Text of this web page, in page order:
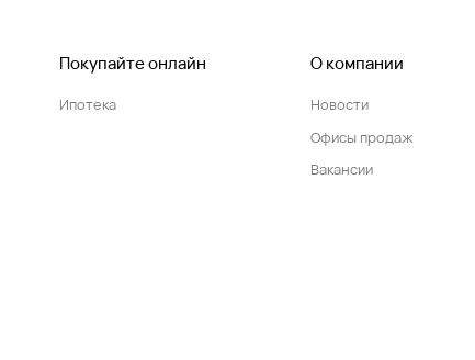
Покупайте онлайн
Ипотека
О компании
Новости
Офисы продаж
Вакансии